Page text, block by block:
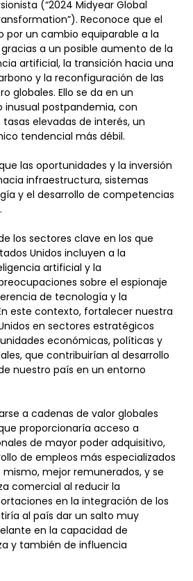
(“2024 Midyear Global
Reconoce que el
por un cambio equiparable a la
a un posible aumento de la
artificial, la transición hacia una
y la reconfiguración de las
globales. Ello se da en un
postpandemia, con
elevadas de interés, un
tendencial más débil.
las oportunidades y la inversión
infraestructura, sistemas
y el desarrollo de competencias
los sectores clave en los que
Unidos incluyen a la
artificial y la
sobre el espionaje
de tecnología y la
este contexto, fortalecer nuestra
en sectores estratégicos
económicas, políticas y
que contribuirían al desarrollo
nuestro país en un entorno
a cadenas de valor globales
proporcionaría acceso a
de mayor poder adquisitivo,
de empleos más especializados
mejor remunerados, y se
comercial al reducir la
en la integración de los
al país dar un salto muy
en la capacidad de
y también de influencia